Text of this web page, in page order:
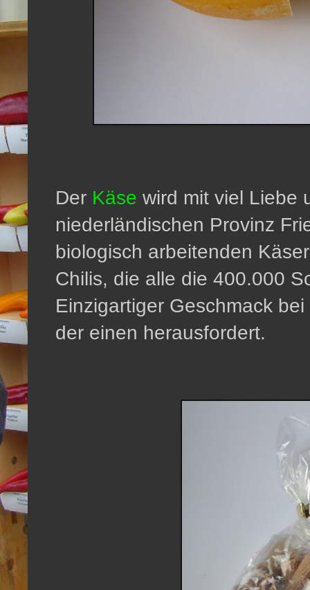
Der Käse wird mit viel Liebe
niederländischen Provinz
biologisch arbeitenden
Chilis, die alle die 400.000
Einzigartiger Geschmack
der einen herausfordert.